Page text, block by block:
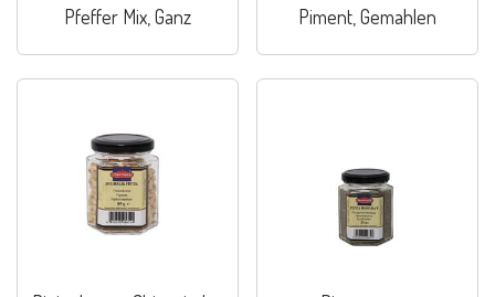
Pfeffer Mix, Ganz Piment, Gemahlen